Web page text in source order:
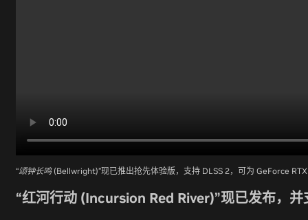
“颂钟长鸣 (Bellwright)”现已推出抢先体验版，支持 DLSS 2，可为 GeForce
“红河行动 (Incursion Red River)”现已发布，并